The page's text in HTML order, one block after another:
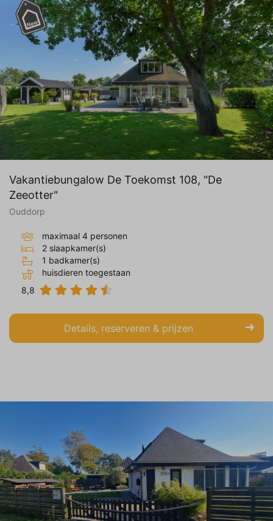
Vakantiebungalow De Toekomst 108, "De
Zeeotter"
Ouddorp
maximaal 4 personen
2 slaapkamer(s)
1 badkamer(s)
huisdieren toegestaan
8,8
Details, reserveren & prijzen